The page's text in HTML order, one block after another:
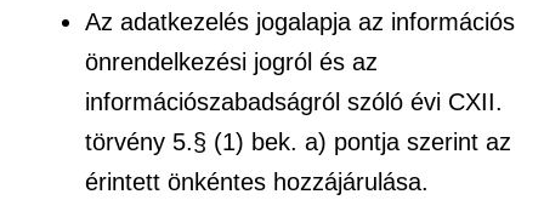
Az adatkezelés jogalapja az információs
önrendelkezési jogról és az
információszabadságról szóló évi CXII.
törvény 5.§ (1) bek. a) pontja szerint az
érintett önkéntes hozzájárulása.